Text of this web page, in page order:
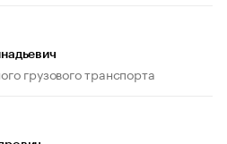
грузового транспорта